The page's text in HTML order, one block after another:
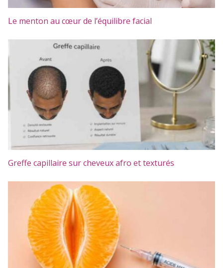
Le menton au cœur de l’équilibre facial
Greffe capillaire sur cheveux afro et texturés